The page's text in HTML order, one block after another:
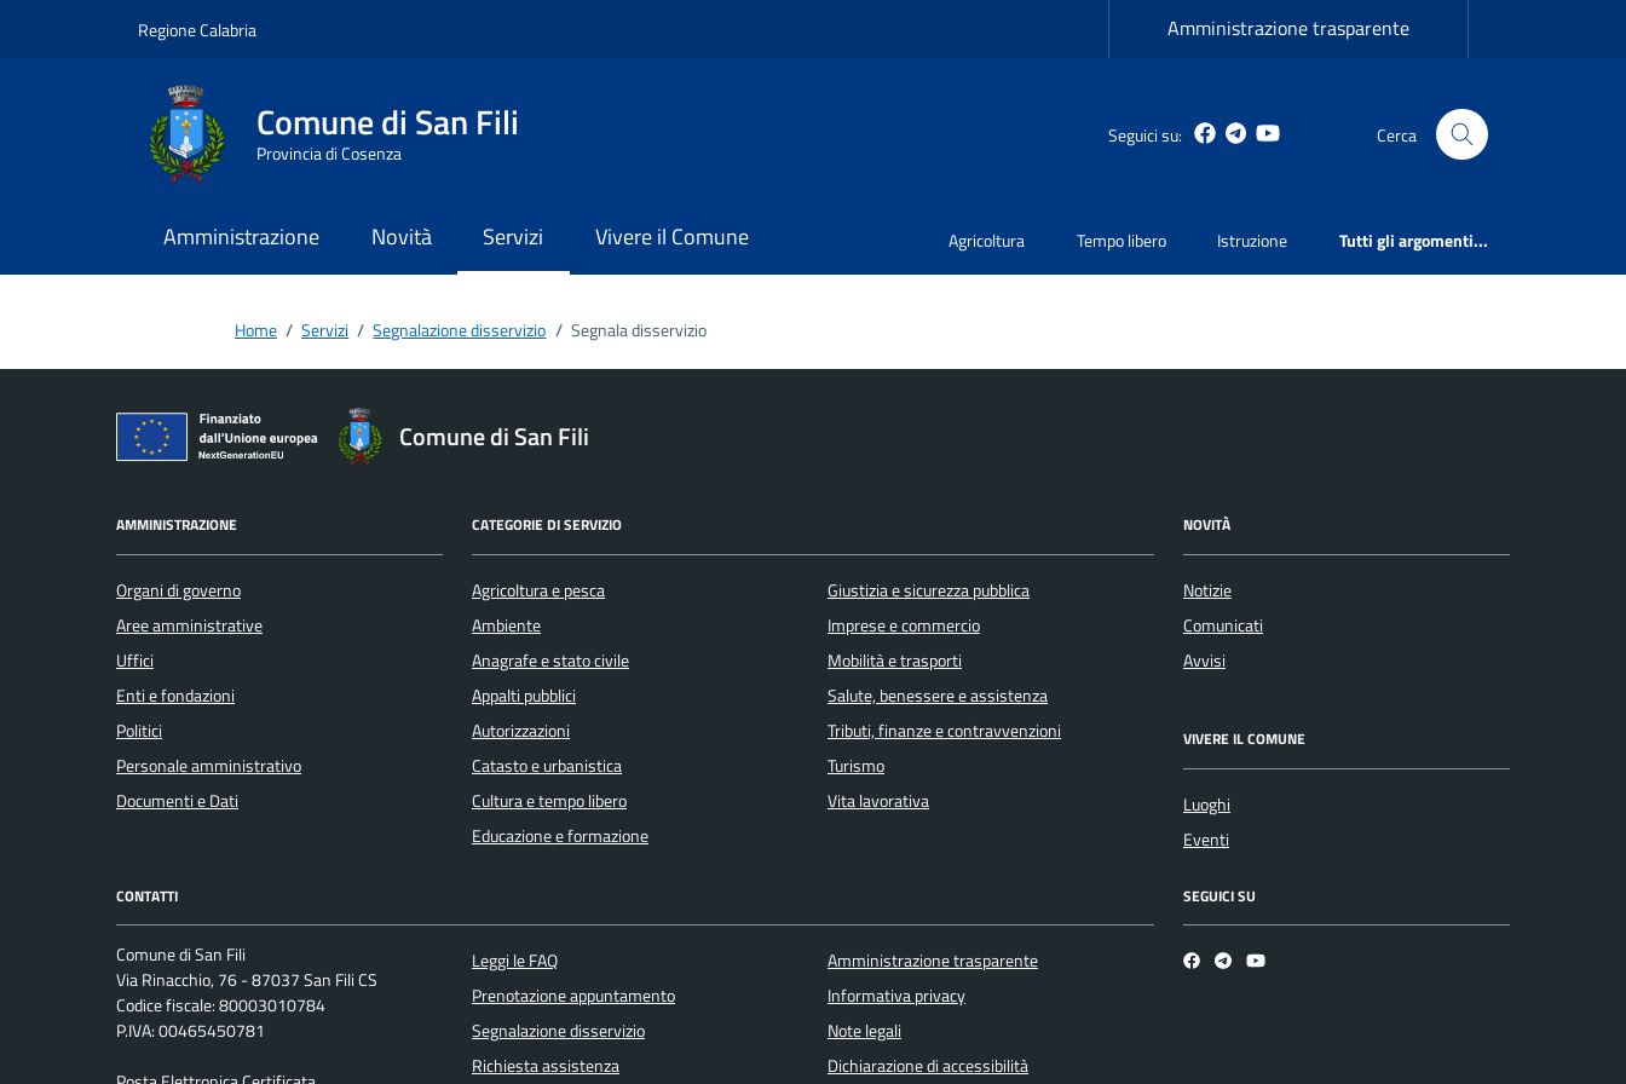
Regione Calabria Amministrazione trasparente
Comune di San Fili
Provincia di Cosenza
Seguici su: Facebook
TelegramYoutube Cerca
Amministrazione Novità Servizi Vivere il Comune Agricoltura Tempo libero Istruzione Tutti gli argomenti...
Home / Servizi / Segnalazione disservizio / Segnala disservizio
Comune di San Fili
AMMINISTRAZIONE
Organi di governo
Aree amministrative
Uffici
Enti e fondazioni
Politici
Personale amministrativo
Documenti e Dati
CATEGORIE DI SERVIZIO
Agricoltura e pesca
Ambiente
Anagrafe e stato civile
Appalti pubblici
Autorizzazioni
Catasto e urbanistica
Cultura e tempo libero
Educazione e formazione
Giustizia e sicurezza pubblica
Imprese e commercio
Mobilità e trasporti
Salute, benessere e assistenza
Tributi, finanze e contravvenzioni
Turismo
Vita lavorativa
NOVITÀ
Notizie
Comunicati
Avvisi
VIVERE IL COMUNE
Luoghi
Eventi
CONTATTI
Comune di San Fili
Via Rinacchio, 76 - 87037 San Fili CS
Codice fiscale: 80003010784
P.IVA: 00465450781
Leggi le FAQ
Prenotazione appuntamento
Segnalazione disservizio
Richiesta assistenza
Amministrazione trasparente
Informativa privacy
Note legali
Dichiarazione di accessibilità
SEGUICI SU
Facebook
TelegramYoutube